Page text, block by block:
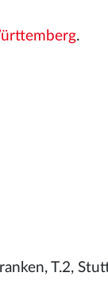
.
T.2,